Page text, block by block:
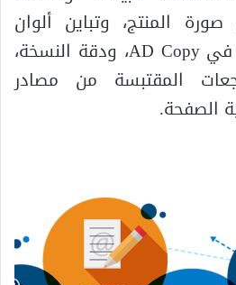
المنتج، وتباين ألوان
الخطوط المستخدمة في AD Copy، ودقة النسخة،
المقتبسة من مصادر
الصفحة.